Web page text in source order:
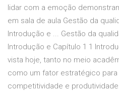
lidar com a emoção
em sala de aula Gestão da
Introdução e ... Gestão da
Introdução e Capítulo 1 1
vista hoje, tanto no meio
como um fator estratégico para
competitividade e